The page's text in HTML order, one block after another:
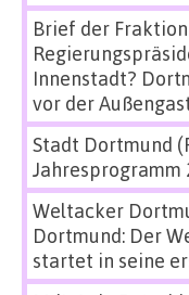
Brief der
Innenstadt?
vor der
Stadt Dortmund
Jahresprogramm
Weltacker
Dortmund: Der
startet in seine